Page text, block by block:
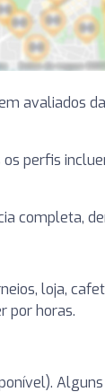
avaliados
perfis
completa,
loja,
por horas.